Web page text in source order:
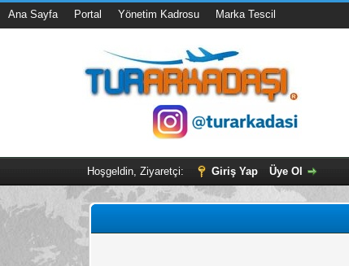
Ana Sayfa Portal Yönetim Kadrosu Marka Tescil
Hoşgeldin, Ziyaretçi: Giriş Yap Üye Ol